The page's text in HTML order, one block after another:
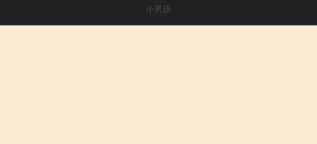
小男孩